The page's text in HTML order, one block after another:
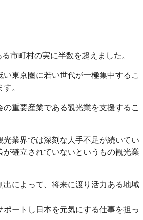
市町村の実に半数を超えました。
東京圏に若い世代が一極集中するこ
。
重要産業である観光業を支援するこ
業界では深刻な人手不足が続いてい
確立されていないというもの観光業
によって、将来に渡り活力ある地域
ートし日本を元気にする仕事を担っ